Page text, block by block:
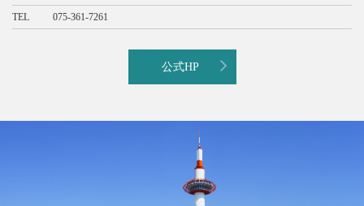
TEL 075-361-7261
公式HP